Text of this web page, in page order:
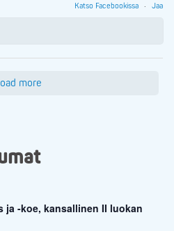
Katso Facebookissa · Jaa
more
ja -koe, kansallinen II luokan